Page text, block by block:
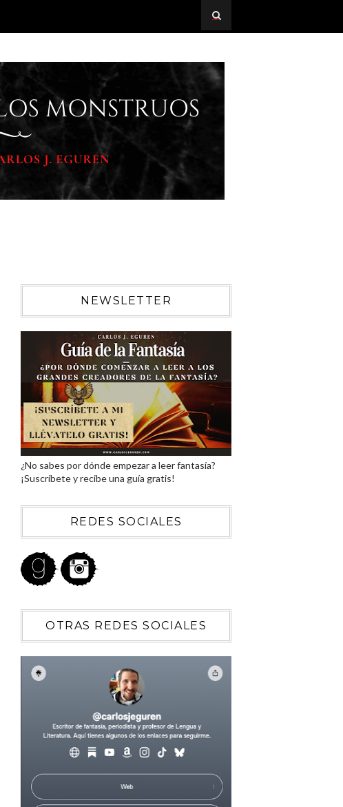
NEWSLETTER
¿No sabes por dónde empezar a leer fantasía?
¡Suscríbete y recibe una guía gratis!
REDES SOCIALES
OTRAS REDES SOCIALES